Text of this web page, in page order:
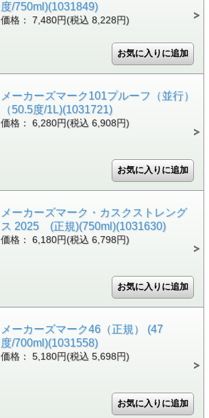
度/750ml)(1031849)
価格： 7,480円(税込 8,228円)
メーカーズマーク101プルーフ（並行）
（50.5度/1L)(1031721)
価格： 6,280円(税込 6,908円)
メーカーズマーク・カスクストレング
ス 2025 (正規)(750ml)(1031630)
価格： 6,180円(税込 6,798円)
メーカーズマーク46（正規） (47
度/700ml)(1031558)
価格： 5,180円(税込 5,698円)